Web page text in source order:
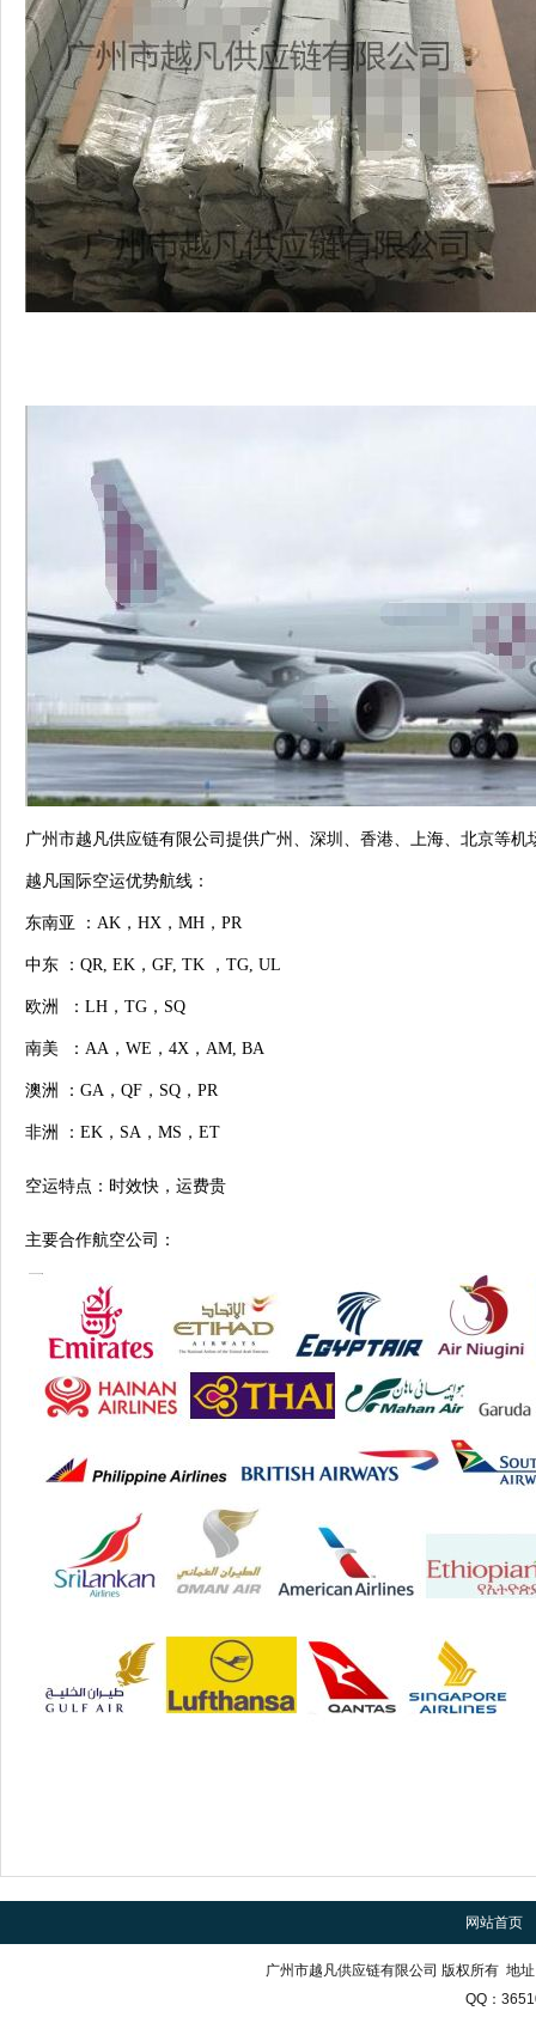
广州市越凡供应链有限公司提供广州、深圳、香港、上海、北京等机
越凡国际空运优势航线：
东南亚 ：AK，HX，MH，PR
中东 ：QR, EK，GF, TK ，TG, UL
欧洲 ： LH，TG，SQ
南美 ：AA，WE，4X，AM, BA
澳洲 ：GA，QF，SQ，PR
非洲 ：EK，SA，MS，ET
空运特点：时效快，运费贵
主要合作航空公司：
网站首页
广州市越凡供应链有限公司 版权所有 地
QQ：